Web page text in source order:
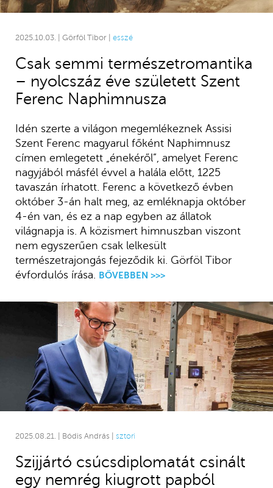
2025.10.03. | Görföl Tibor | esszé
Csak semmi természetromantika
– nyolcszáz éve született Szent
Ferenc Naphimnusza
Idén szerte a világon megemlékeznek Assisi
Szent Ferenc magyarul főként Naphimnusz
címen emlegetett „énekéről”, amelyet Ferenc
nagyjából másfél évvel a halála előtt, 1225
tavaszán írhatott. Ferenc a következő évben
október 3-án halt meg, az emléknapja október
4-én van, és ez a nap egyben az állatok
világnapja is. A közismert himnuszban viszont
nem egyszerűen csak lelkesült
természetrajongás fejeződik ki. Görföl Tibor
évfordulós írása.
BŐVEBBEN >>>
2025.08.21. | Bódis András | sztori
Szijjártó csúcsdiplomatát csinált
egy nemrég kiugrott papból